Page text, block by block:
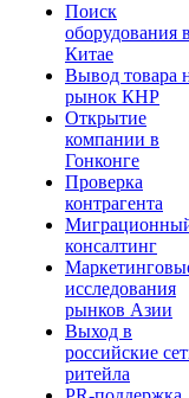
Поиск
оборудования в
Китае
Вывод товара
рынок КНР
Открытие
компании в
Гонконге
Проверка
контрагента
консалтинг
исследования
рынков Азии
Выход в
российские
ритейла